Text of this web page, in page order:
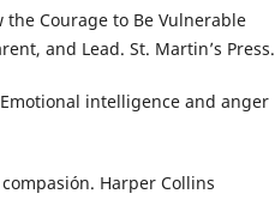
the Courage to Be Vulnerable
and Lead. St. Martin’s Press.
intelligence and anger
Harper Collins